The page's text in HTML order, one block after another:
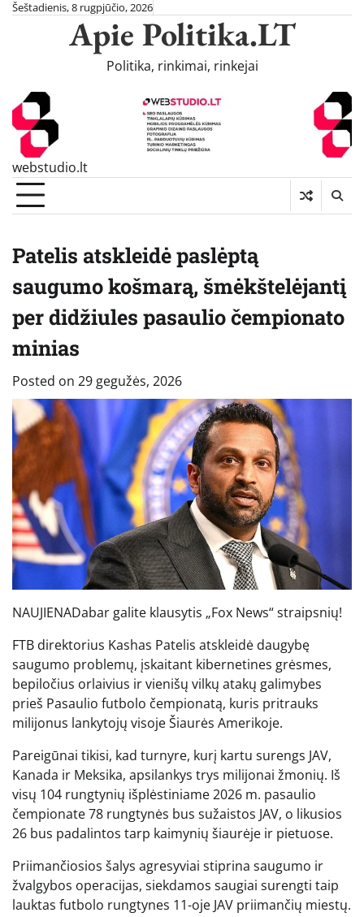
SkipŠeštadienis, 8 rugpjūčio, 2026
Apie Politika.LT
Politika, rinkimai, rinkejai
webstudio.lt
Patelis atskleidė paslėptą
saugumo košmarą, šmėkštelėjantį
per didžiules pasaulio čempionato
minias
Posted on 29 gegužės, 2026
NAUJIENADabar galite klausytis „Fox News“ straipsnių!
FTB direktorius Kashas Patelis atskleidė daugybę
saugumo problemų, įskaitant kibernetines grėsmes,
bepiločius orlaivius ir vienišų vilkų atakų galimybes
prieš Pasaulio futbolo čempionatą, kuris pritrauks
milijonus lankytojų visoje Šiaurės Amerikoje.
Pareigūnai tikisi, kad turnyre, kurį kartu surengs JAV,
Kanada ir Meksika, apsilankys trys milijonai žmonių. Iš
visų 104 rungtynių išplėstiniame 2026 m. pasaulio
čempionate 78 rungtynės bus sužaistos JAV, o likusios
26 bus padalintos tarp kaimynių šiaurėje ir pietuose.
Priimančiosios šalys agresyviai stiprina saugumo ir
žvalgybos operacijas, siekdamos saugiai surengti taip
lauktas futbolo rungtynes ​​11-oje JAV priimančių miestų.